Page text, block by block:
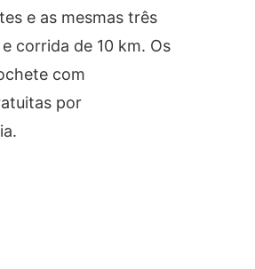
e as mesmas três
corrida de 10 km. Os
com
por